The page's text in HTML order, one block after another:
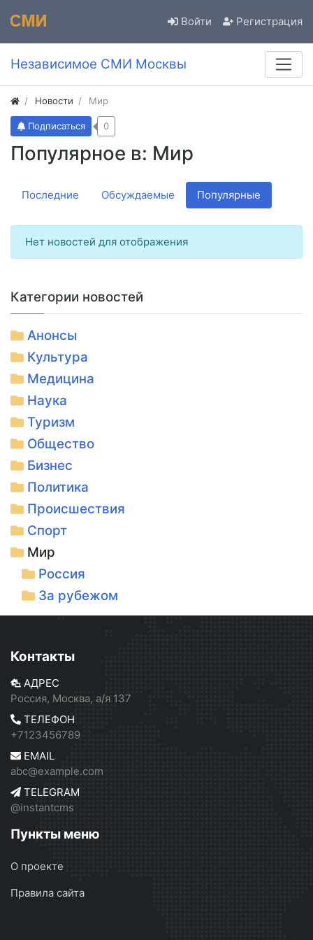
Войти Регистрация
Независимое СМИ Москвы
Новости Мир
Популярное в: Мир
Подписаться 0
Последние Обсуждаемые Популярные
Нет новостей для отображения
Категории новостей
Анонсы
Культура
Медицина
Наука
Туризм
Общество
Бизнес
Политика
Происшествия
Спорт
Мир
Россия
За рубежом
Контакты
АДРЕС
Россия, Москва, а/я 137
ТЕЛЕФОН
+7123456789
EMAIL
abc@example.com
TELEGRAM
@instantcms
Пункты меню
О проекте
Правила сайта